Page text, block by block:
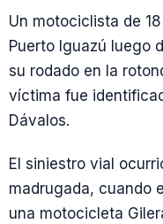
Un motociclista de
Puerto Iguazú luego
su rodado en la
víctima fue
Dávalos.
El siniestro vial
madrugada, cuando
una motocicleta